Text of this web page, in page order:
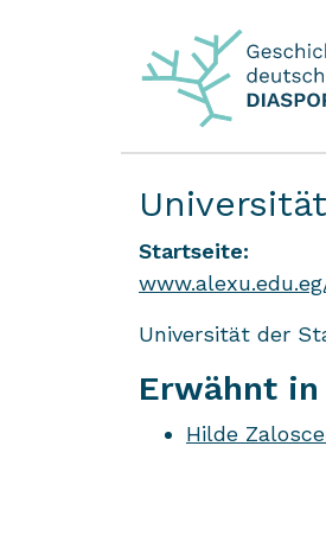
Startseite:
Universität der
Erwähnt in
Hilde